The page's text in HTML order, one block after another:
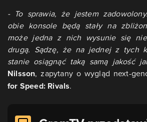
- To sprawia, że jestem
obie konsole będą stały na
może jedna z nich wysunie się
drugą. Sądzę, że na jednej z tych
stanie osiągnąć taką samą jakość
Nilsson, zapytany o wygląd next-
for Speed: Rivals.